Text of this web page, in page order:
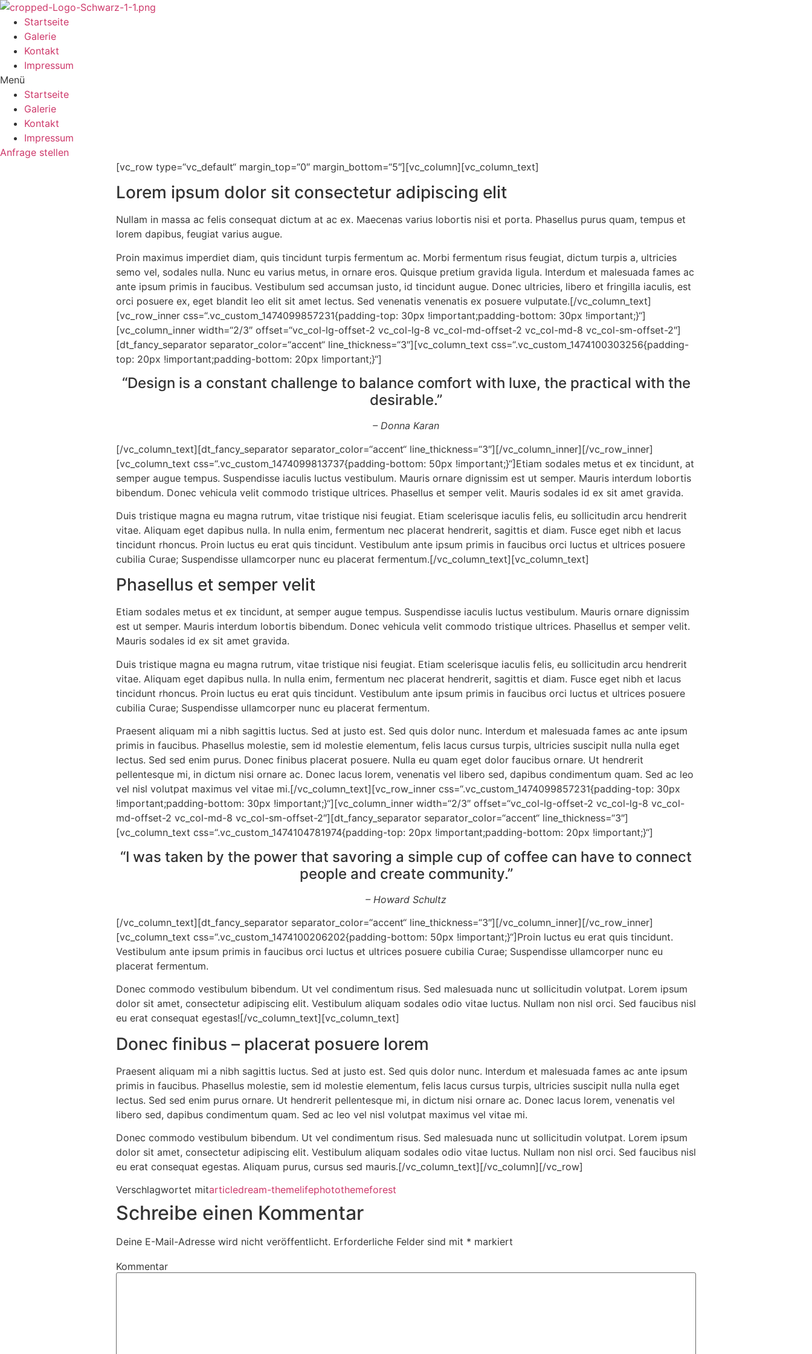
Startseite
Galerie
Kontakt
Impressum
Menü
Startseite
Galerie
Kontakt
Impressum
Anfrage stellen
[vc_row type=“vc_default“ margin_top=“0″ margin_bottom=“5″][vc_column][vc_column_text]
Lorem ipsum dolor sit consectetur adipiscing elit
Nullam in massa ac felis consequat dictum at ac ex. Maecenas varius lobortis nisi et porta. Phasellus purus quam, tempus et
lorem dapibus, feugiat varius augue.
Proin maximus imperdiet diam, quis tincidunt turpis fermentum ac. Morbi fermentum risus feugiat, dictum turpis a, ultricies
semo vel, sodales nulla. Nunc eu varius metus, in ornare eros. Quisque pretium gravida ligula. Interdum et malesuada fames ac
ante ipsum primis in faucibus. Vestibulum sed accumsan justo, id tincidunt augue. Donec ultricies, libero et fringilla iaculis, est
orci posuere ex, eget blandit leo elit sit amet lectus. Sed venenatis venenatis ex posuere vulputate.[/vc_column_text]
[vc_row_inner css=“.vc_custom_1474099857231{padding-top: 30px !important;padding-bottom: 30px !important;}“]
[vc_column_inner width=“2/3″ offset=“vc_col-lg-offset-2 vc_col-lg-8 vc_col-md-offset-2 vc_col-md-8 vc_col-sm-offset-2″]
[dt_fancy_separator separator_color=“accent“ line_thickness=“3″][vc_column_text css=“.vc_custom_1474100303256{padding-
top: 20px !important;padding-bottom: 20px !important;}“]
“Design is a constant challenge to balance comfort with luxe, the practical with the
desirable.”
– Donna Karan
[/vc_column_text][dt_fancy_separator separator_color=“accent“ line_thickness=“3″][/vc_column_inner][/vc_row_inner]
[vc_column_text css=“.vc_custom_1474099813737{padding-bottom: 50px !important;}“]Etiam sodales metus et ex tincidunt, at
semper augue tempus. Suspendisse iaculis luctus vestibulum. Mauris ornare dignissim est ut semper. Mauris interdum lobortis
bibendum. Donec vehicula velit commodo tristique ultrices. Phasellus et semper velit. Mauris sodales id ex sit amet gravida.
Duis tristique magna eu magna rutrum, vitae tristique nisi feugiat. Etiam scelerisque iaculis felis, eu sollicitudin arcu hendrerit
vitae. Aliquam eget dapibus nulla. In nulla enim, fermentum nec placerat hendrerit, sagittis et diam. Fusce eget nibh et lacus
tincidunt rhoncus. Proin luctus eu erat quis tincidunt. Vestibulum ante ipsum primis in faucibus orci luctus et ultrices posuere
cubilia Curae; Suspendisse ullamcorper nunc eu placerat fermentum.[/vc_column_text][vc_column_text]
Phasellus et semper velit
Etiam sodales metus et ex tincidunt, at semper augue tempus. Suspendisse iaculis luctus vestibulum. Mauris ornare dignissim
est ut semper. Mauris interdum lobortis bibendum. Donec vehicula velit commodo tristique ultrices. Phasellus et semper velit.
Mauris sodales id ex sit amet gravida.
Duis tristique magna eu magna rutrum, vitae tristique nisi feugiat. Etiam scelerisque iaculis felis, eu sollicitudin arcu hendrerit
vitae. Aliquam eget dapibus nulla. In nulla enim, fermentum nec placerat hendrerit, sagittis et diam. Fusce eget nibh et lacus
tincidunt rhoncus. Proin luctus eu erat quis tincidunt. Vestibulum ante ipsum primis in faucibus orci luctus et ultrices posuere
cubilia Curae; Suspendisse ullamcorper nunc eu placerat fermentum.
Praesent aliquam mi a nibh sagittis luctus. Sed at justo est. Sed quis dolor nunc. Interdum et malesuada fames ac ante ipsum
primis in faucibus. Phasellus molestie, sem id molestie elementum, felis lacus cursus turpis, ultricies suscipit nulla nulla eget
lectus. Sed sed enim purus. Donec finibus placerat posuere. Nulla eu quam eget dolor faucibus ornare. Ut hendrerit
pellentesque mi, in dictum nisi ornare ac. Donec lacus lorem, venenatis vel libero sed, dapibus condimentum quam. Sed ac leo
vel nisl volutpat maximus vel vitae mi.[/vc_column_text][vc_row_inner css=“.vc_custom_1474099857231{padding-top: 30px
!important;padding-bottom: 30px !important;}“][vc_column_inner width=“2/3″ offset=“vc_col-lg-offset-2 vc_col-lg-8 vc_col-
md-offset-2 vc_col-md-8 vc_col-sm-offset-2″][dt_fancy_separator separator_color=“accent“ line_thickness=“3″]
[vc_column_text css=“.vc_custom_1474104781974{padding-top: 20px !important;padding-bottom: 20px !important;}“]
“I was taken by the power that savoring a simple cup of coffee can have to connect
people and create community.”
– Howard Schultz
[/vc_column_text][dt_fancy_separator separator_color=“accent“ line_thickness=“3″][/vc_column_inner][/vc_row_inner]
[vc_column_text css=“.vc_custom_1474100206202{padding-bottom: 50px !important;}“]Proin luctus eu erat quis tincidunt.
Vestibulum ante ipsum primis in faucibus orci luctus et ultrices posuere cubilia Curae; Suspendisse ullamcorper nunc eu
placerat fermentum.
Donec commodo vestibulum bibendum. Ut vel condimentum risus. Sed malesuada nunc ut sollicitudin volutpat. Lorem ipsum
dolor sit amet, consectetur adipiscing elit. Vestibulum aliquam sodales odio vitae luctus. Nullam non nisl orci. Sed faucibus nisl
eu erat consequat egestas![/vc_column_text][vc_column_text]
Donec finibus – placerat posuere lorem
Praesent aliquam mi a nibh sagittis luctus. Sed at justo est. Sed quis dolor nunc. Interdum et malesuada fames ac ante ipsum
primis in faucibus. Phasellus molestie, sem id molestie elementum, felis lacus cursus turpis, ultricies suscipit nulla nulla eget
lectus. Sed sed enim purus ornare. Ut hendrerit pellentesque mi, in dictum nisi ornare ac. Donec lacus lorem, venenatis vel
libero sed, dapibus condimentum quam. Sed ac leo vel nisl volutpat maximus vel vitae mi.
Donec commodo vestibulum bibendum. Ut vel condimentum risus. Sed malesuada nunc ut sollicitudin volutpat. Lorem ipsum
dolor sit amet, consectetur adipiscing elit. Vestibulum aliquam sodales odio vitae luctus. Nullam non nisl orci. Sed faucibus nisl
eu erat consequat egestas. Aliquam purus, cursus sed mauris.[/vc_column_text][/vc_column][/vc_row]
Verschlagwortet mitarticledream-themelifephotothemeforest
Schreibe einen Kommentar
Deine E-Mail-Adresse wird nicht veröffentlicht. Erforderliche Felder sind mit * markiert
Kommentar